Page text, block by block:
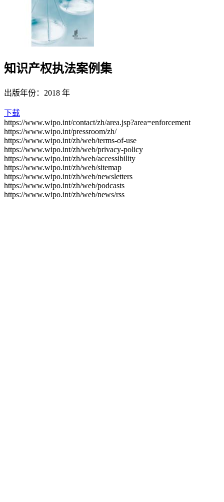
知识产权执法案例集
出版年份：2018 年
下载
https://www.wipo.int/contact/zh/area.jsp?area=enforcement
https://www.wipo.int/pressroom/zh/
https://www.wipo.int/zh/web/terms-of-use
https://www.wipo.int/zh/web/privacy-policy
https://www.wipo.int/zh/web/accessibility
https://www.wipo.int/zh/web/sitemap
https://www.wipo.int/zh/web/newsletters
https://www.wipo.int/zh/web/podcasts
https://www.wipo.int/zh/web/news/rss